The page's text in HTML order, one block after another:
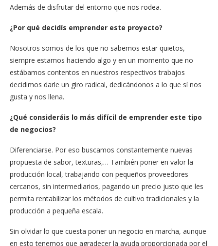
Además de disfrutar del entorno que nos rodea.
¿Por qué decidís emprender este proyecto?
Nosotros somos de los que no sabemos estar quietos,
siempre estamos haciendo algo y en un momento que no
estábamos contentos en nuestros respectivos trabajos
decidimos darle un giro radical, dedicándonos a lo que sí nos
gusta y nos llena.
¿Qué consideráis lo más difícil de emprender este tipo
de negocios?
Diferenciarse. Por eso buscamos constantemente nuevas
propuesta de sabor, texturas,… También poner en valor la
producción local, trabajando con pequeños proveedores
cercanos, sin intermediarios, pagando un precio justo que les
permita rentabilizar los métodos de cultivo tradicionales y la
producción a pequeña escala.
Sin olvidar lo que cuesta poner un negocio en marcha, aunque
en esto tenemos que agradecer la ayuda proporcionada por el